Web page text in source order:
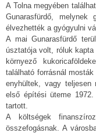
A Tolna megyében
Gunarasfürdő,
élvezhették a gyógyulni
A mai Gunarasfürdő
úsztatója volt, róluk
környező
található forrásnál
enyhültek, vagy teljesen
első építési üteme
tartott.
A költségek
összefogásnak. A